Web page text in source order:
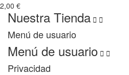
2,00 €
Nuestra Tienda  
Menú de usuario
Menú de usuario  
Privacidad